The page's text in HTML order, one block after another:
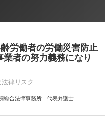
労働者の労働災害防止
業者の努力義務になり
律リスク
総合法律事務所 代表弁護士